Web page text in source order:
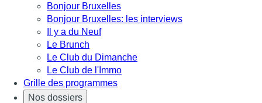
Bonjour Bruxelles
Bonjour Bruxelles: les interviews
Il y a du Neuf
Le Brunch
Le Club du Dimanche
Le Club de l'Immo
Grille des programmes
Nos dossiers